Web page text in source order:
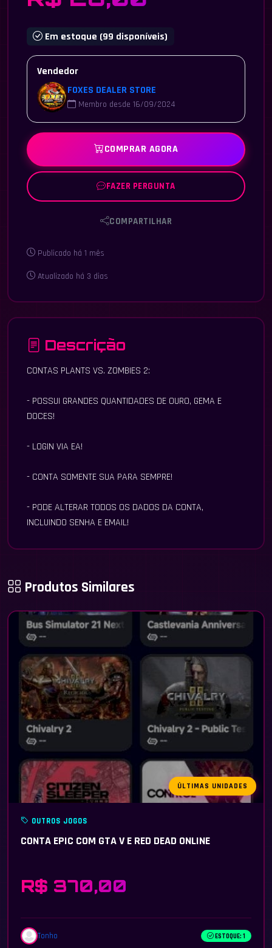
Em estoque (99 disponíveis)
Vendedor
FOXES DEALER STORE
Membro desde 16/09/2024
COMPRAR AGORA
FAZER PERGUNTA
COMPARTILHAR
Publicado há 1 mês
Atualizado há 3 dias
Descrição
CONTAS PLANTS VS. ZOMBIES 2:
- POSSUI GRANDES QUANTIDADES DE OURO, GEMA E
DOCES!
- LOGIN VIA EA!
- CONTA SOMENTE SUA PARA SEMPRE!
- PODE ALTERAR TODOS OS DADOS DA CONTA,
INCLUINDO SENHA E EMAIL!
Produtos Similares
ÚLTIMAS UNIDADES
OUTROS JOGOS
CONTA EPIC COM GTA V E RED DEAD ONLINE
R$ 370,00
Tonho ESTOQUE: 1